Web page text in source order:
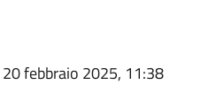
20 febbraio 2025, 11:38